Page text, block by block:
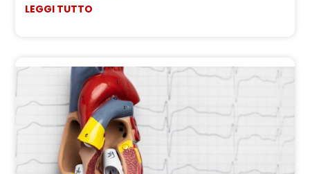
LEGGI TUTTO